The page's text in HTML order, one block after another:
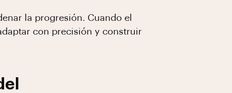
la progresión. Cuando el
con precisión y construir